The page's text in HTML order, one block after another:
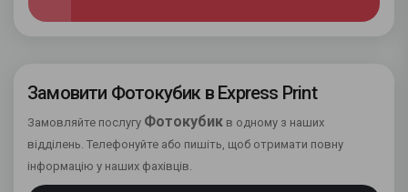
Замовити Фотокубик в Express Print
Замовляйте послугу Фотокубик в одному з наших
відділень. Телефонуйте або пишіть, щоб отримати повну
інформацію у наших фахівців.